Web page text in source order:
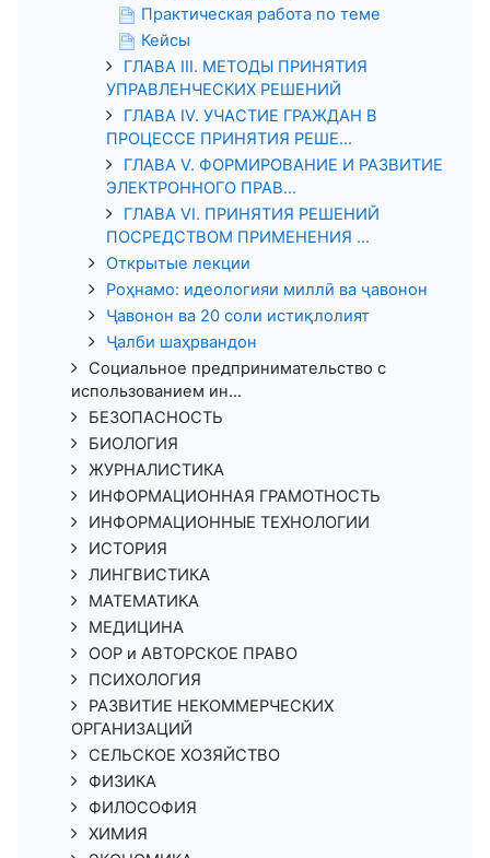
Практическая работа по теме
Кейсы
ГЛАВА III. МЕТОДЫ ПРИНЯТИЯ
УПРАВЛЕНЧЕСКИХ РЕШЕНИЙ
ГЛАВА IV. УЧАСТИЕ ГРАЖДАН В
ПРОЦЕССЕ ПРИНЯТИЯ РЕШЕ...
ГЛАВА V. ФОРМИРОВАНИЕ И РАЗВИТИЕ
ЭЛЕКТРОННОГО ПРАВ...
ГЛАВА VI. ПРИНЯТИЯ РЕШЕНИЙ
ПОСРЕДСТВОМ ПРИМЕНЕНИЯ ...
Открытые лекции
Роҳнамо: идеологияи миллӣ ва ҷавонон
Ҷавонон ва 20 соли истиқлолият
Ҷалби шаҳрвандон
Социальное предпринимательство с
использованием ин...
БЕЗОПАСНОСТЬ
БИОЛОГИЯ
ЖУРНАЛИСТИКА
ИНФОРМАЦИОННАЯ ГРАМОТНОСТЬ
ИНФОРМАЦИОННЫЕ ТЕХНОЛОГИИ
ИСТОРИЯ
ЛИНГВИСТИКА
МАТЕМАТИКА
МЕДИЦИНА
ООР и АВТОРСКОЕ ПРАВО
ПСИХОЛОГИЯ
РАЗВИТИЕ НЕКОММЕРЧЕСКИХ
ОРГАНИЗАЦИЙ
СЕЛЬСКОЕ ХОЗЯЙСТВО
ФИЗИКА
ФИЛОСОФИЯ
ХИМИЯ